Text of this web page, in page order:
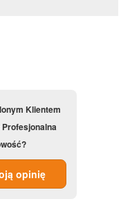
Klientem
opinię